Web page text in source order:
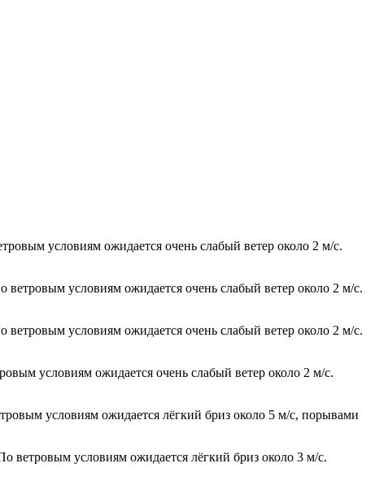
условиям ожидается очень слабый ветер около 2 м/с.
условиям ожидается очень слабый ветер около 2 м/с.
условиям ожидается очень слабый ветер около 2 м/с.
условиям ожидается очень слабый ветер около 2 м/с.
условиям ожидается лёгкий бриз около 5 м/с, порывами
ветровым условиям ожидается лёгкий бриз около 3 м/с.